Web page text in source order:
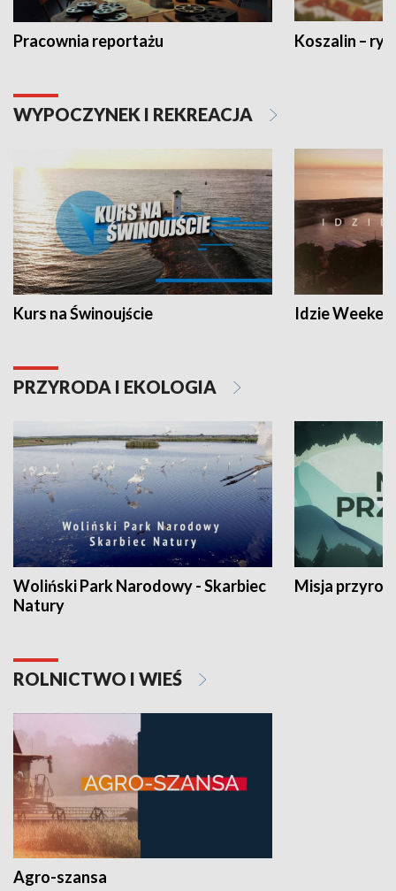
Pracownia reportażu Koszalin –
WYPOCZYNEK I REKREACJA
Kurs na Świnoujście Idzie
PRZYRODA I EKOLOGIA
Woliński Park Narodowy - Skarbiec
Natury
Misja
ROLNICTWO I WIEŚ
Agro-szansa